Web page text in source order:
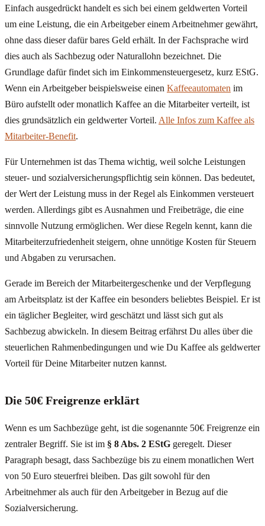
Einfach ausgedrückt handelt es sich bei einem geldwerten Vorteil
um eine Leistung, die ein Arbeitgeber einem Arbeitnehmer gewährt,
ohne dass dieser dafür bares Geld erhält. In der Fachsprache wird
dies auch als Sachbezug oder Naturallohn bezeichnet. Die
Grundlage dafür findet sich im Einkommensteuergesetz, kurz EStG.
Wenn ein Arbeitgeber beispielsweise einen Kaffeeautomaten im
Büro aufstellt oder monatlich Kaffee an die Mitarbeiter verteilt, ist
dies grundsätzlich ein geldwerter Vorteil. Alle Infos zum Kaffee als
Mitarbeiter-Benefit.
Für Unternehmen ist das Thema wichtig, weil solche Leistungen
steuer- und sozialversicherungspflichtig sein können. Das bedeutet,
der Wert der Leistung muss in der Regel als Einkommen versteuert
werden. Allerdings gibt es Ausnahmen und Freibeträge, die eine
sinnvolle Nutzung ermöglichen. Wer diese Regeln kennt, kann die
Mitarbeiterzufriedenheit steigern, ohne unnötige Kosten für Steuern
und Abgaben zu verursachen.
Gerade im Bereich der Mitarbeitergeschenke und der Verpflegung
am Arbeitsplatz ist der Kaffee ein besonders beliebtes Beispiel. Er ist
ein täglicher Begleiter, wird geschätzt und lässt sich gut als
Sachbezug abwickeln. In diesem Beitrag erfährst Du alles über die
steuerlichen Rahmenbedingungen und wie Du Kaffee als geldwerter
Vorteil für Deine Mitarbeiter nutzen kannst.
Die 50€ Freigrenze erklärt
Wenn es um Sachbezüge geht, ist die sogenannte 50€ Freigrenze ein
zentraler Begriff. Sie ist im § 8 Abs. 2 EStG geregelt. Dieser
Paragraph besagt, dass Sachbezüge bis zu einem monatlichen Wert
von 50 Euro steuerfrei bleiben. Das gilt sowohl für den
Arbeitnehmer als auch für den Arbeitgeber in Bezug auf die
Sozialversicherung.